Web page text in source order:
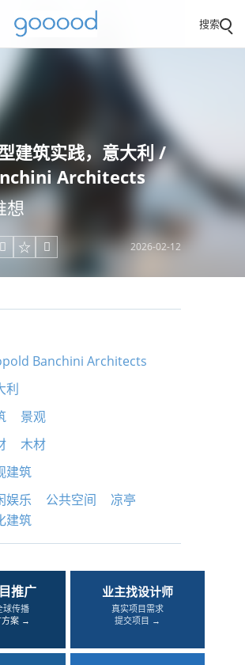
搜索
建筑实践，意大利 /
Architects
想
  2026-02-12
Banchini Architects
利
景观
木材
建筑
娱乐 公共空间
凉亭
建筑
推广
球传播
方案 →
业主找设计师
真实项目需求
提交项目 →